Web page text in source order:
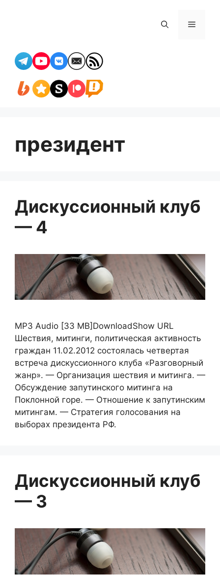
Меню
президент
Дискуссионный клуб
— 4
MP3 Audio [33 MB]DownloadShow URL
Шествия, митинги, политическая активность
граждан 11.02.2012 состоялась четвертая
встреча дискуссионного клуба «Разговорный
жанр». — Организация шествия и митинга. —
Обсуждение запутинского митинга на
Поклонной горе. — Отношение к запутинским
митингам. — Стратегия голосования на
выборах президента РФ.
Дискуссионный клуб
— 3